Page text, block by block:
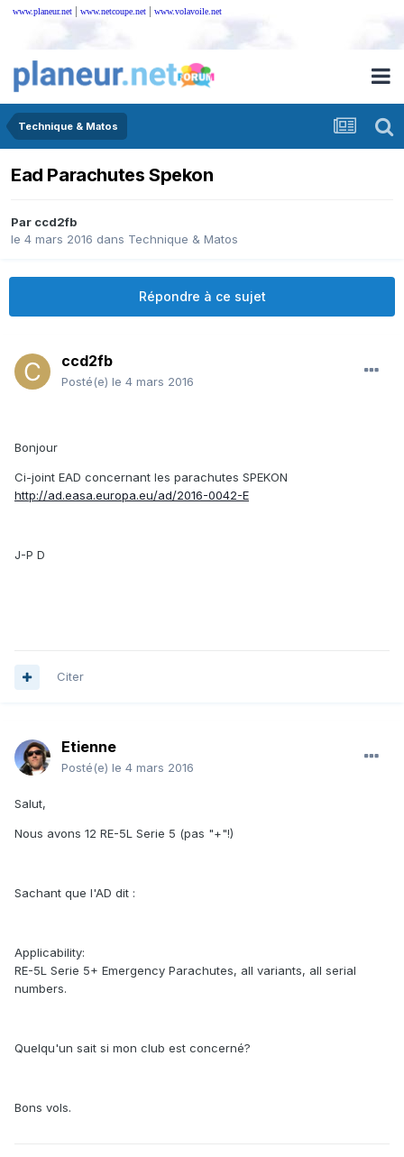
www.planeur.net | www.netcoupe.net | www.volavoile.net
Technique & Matos
Ead Parachutes Spekon
Par ccd2fb
le 4 mars 2016 dans Technique & Matos
Répondre à ce sujet
ccd2fb
Posté(e) le 4 mars 2016
Bonjour
Ci-joint EAD concernant les parachutes SPEKON
http://ad.easa.europa.eu/ad/2016-0042-E
J-P D
Citer
Etienne
Posté(e) le 4 mars 2016
Salut,
Nous avons 12 RE-5L Serie 5 (pas "+"!)
Sachant que l'AD dit :
Applicability:
RE-5L Serie 5+ Emergency Parachutes, all variants, all serial
numbers.
Quelqu'un sait si mon club est concerné?
Bons vols.